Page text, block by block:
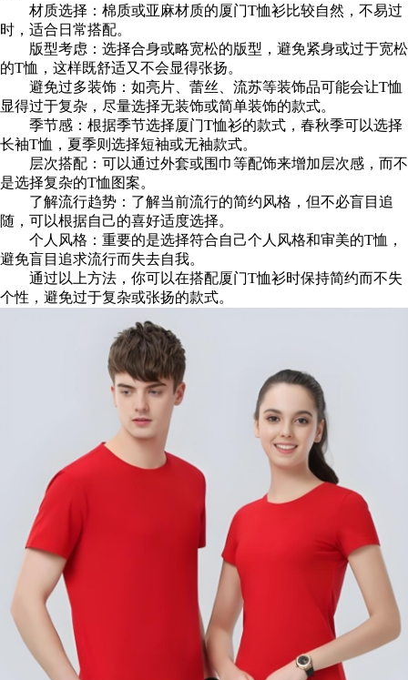
材质选择：棉质或亚麻材质的厦门T恤衫比较自然，不易过
时，适合日常搭配。
版型考虑：选择合身或略宽松的版型，避免紧身或过于宽松
的T恤，这样既舒适又不会显得张扬。
避免过多装饰：如亮片、蕾丝、流苏等装饰品可能会让T恤
显得过于复杂，尽量选择无装饰或简单装饰的款式。
季节感：根据季节选择厦门T恤衫的款式，春秋季可以选择
长袖T恤，夏季则选择短袖或无袖款式。
层次搭配：可以通过外套或围巾等配饰来增加层次感，而不
是选择复杂的T恤图案。
了解流行趋势：了解当前流行的简约风格，但不必盲目追
随，可以根据自己的喜好适度选择。
个人风格：重要的是选择符合自己个人风格和审美的T恤，
避免盲目追求流行而失去自我。
通过以上方法，你可以在搭配厦门T恤衫时保持简约而不失
个性，避免过于复杂或张扬的款式。